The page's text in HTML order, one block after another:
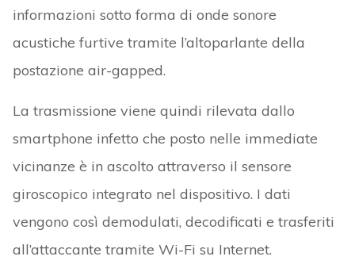
informazioni sotto forma di onde sonore
acustiche furtive tramite l’altoparlante della
postazione air-gapped.
La trasmissione viene quindi rilevata dallo
smartphone infetto che posto nelle immediate
vicinanze è in ascolto attraverso il sensore
giroscopico integrato nel dispositivo. I dati
vengono così demodulati, decodificati e trasferiti
all’attaccante tramite Wi-Fi su Internet.